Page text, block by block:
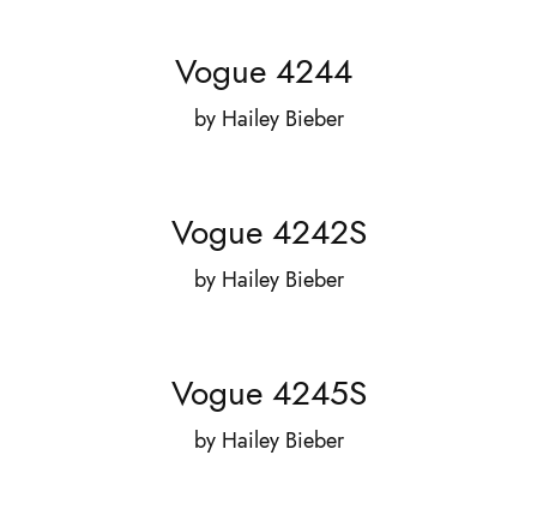
Vogue 4244
by Hailey Bieber
Vogue 4242S
by Hailey Bieber
Vogue 4245S
by Hailey Bieber